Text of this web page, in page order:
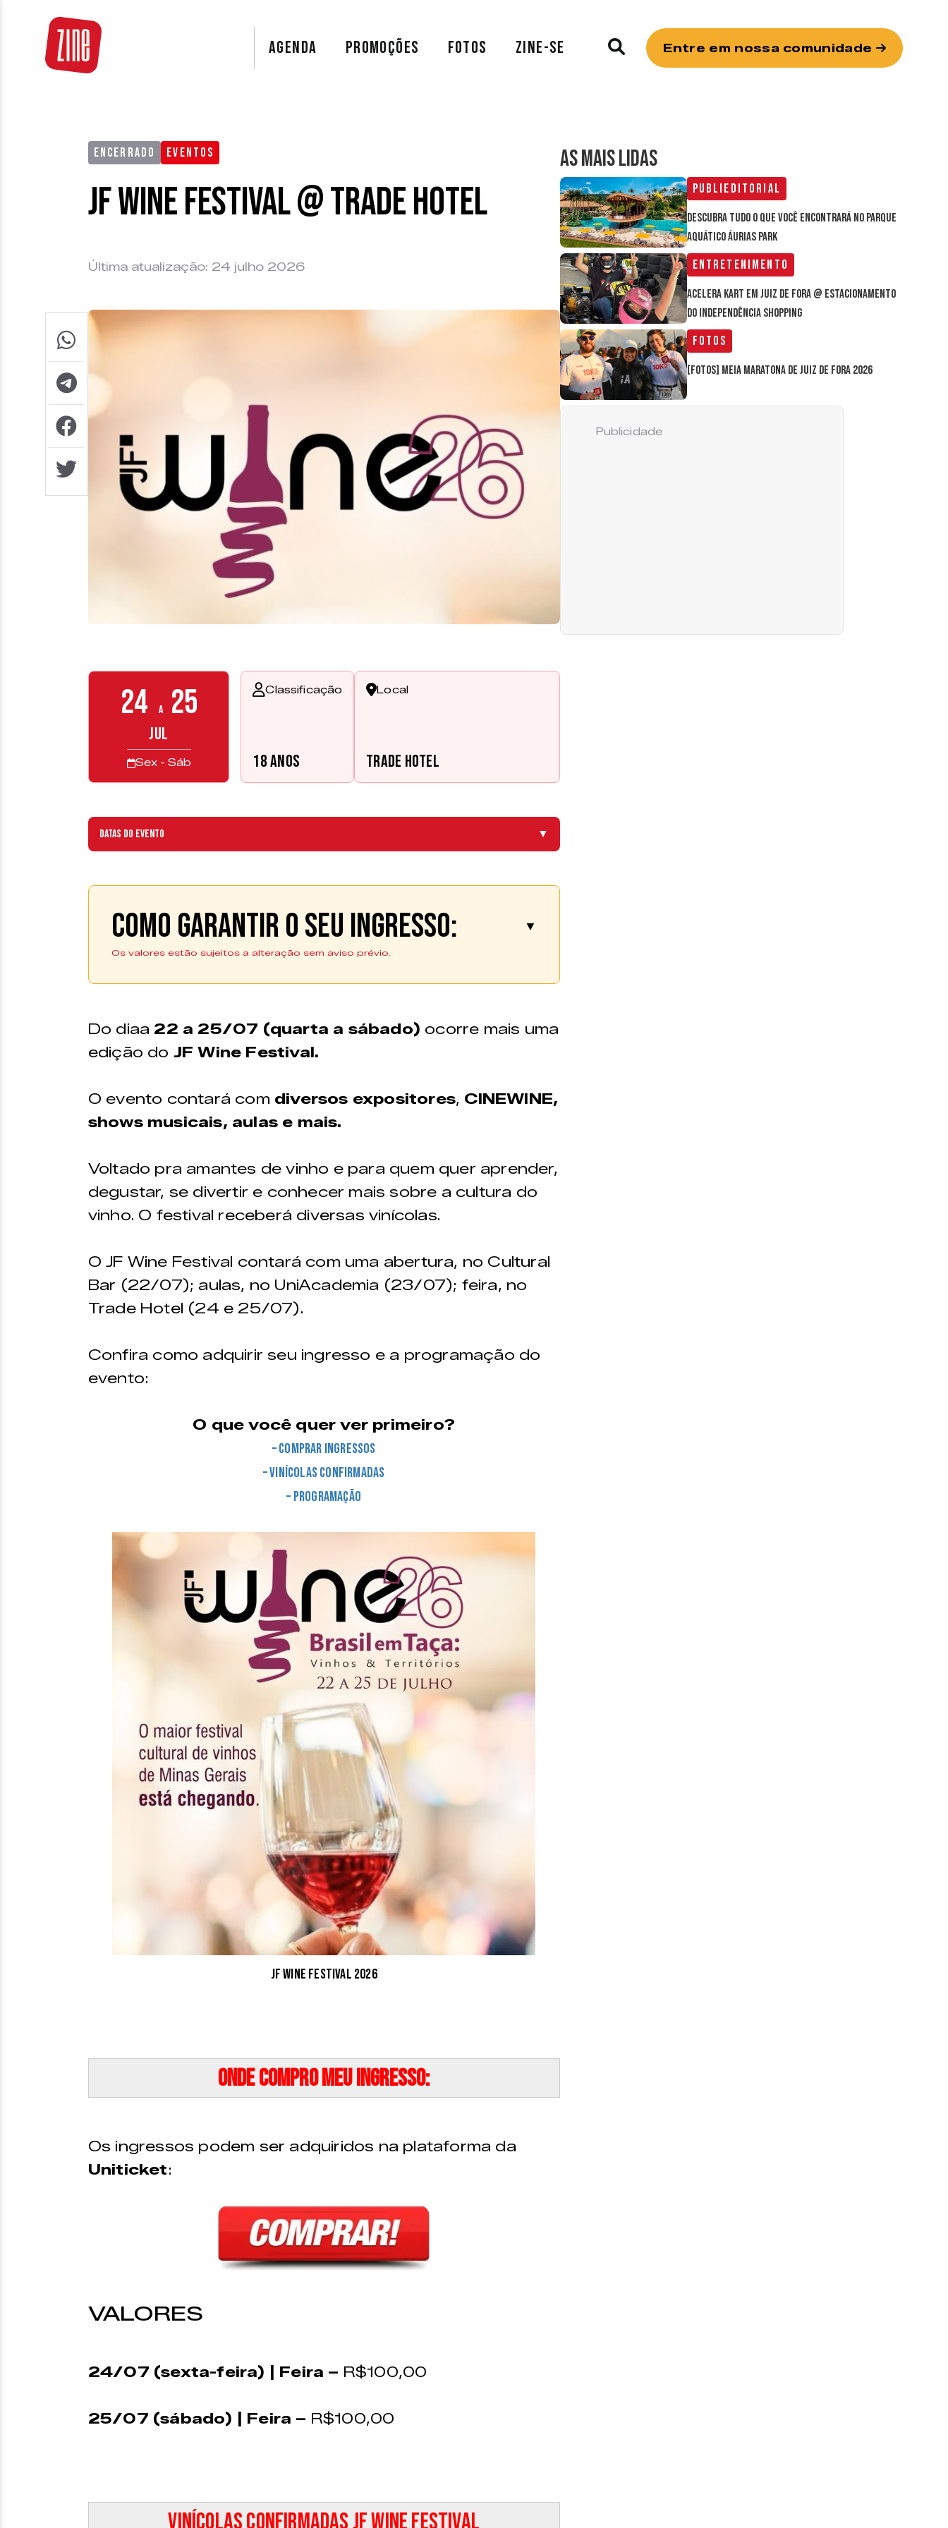
AGENDA PROMOÇÕES FOTOS ZINE-SE Entre em nossa comunidade
ENCERRADO EVENTOS
JF Wine Festival @ Trade Hotel
Última atualização: 24 julho 2026
24 a 25
JUL
Sex - Sáb
Classificação
18 anos
Local
Trade Hotel
Datas do evento ▼
Como garantir o seu ingresso: ▼
Os valores estão sujeitos a alteração sem aviso prévio.
Comprar Ingresso
daUniticket.
Do diaa 22 a 25/07 (quarta a sábado) ocorre mais uma
edição do JF Wine Festival.
O evento contará com diversos expositores, CINEWINE,
shows musicais, aulas e mais.
Voltado pra amantes de vinho e para quem quer aprender,
degustar, se divertir e conhecer mais sobre a cultura do
vinho. O festival receberá diversas vinícolas.
O JF Wine Festival contará com uma abertura, no Cultural
Bar (22/07); aulas, no UniAcademia (23/07); feira, no
Trade Hotel (24 e 25/07).
Confira como adquirir seu ingresso e a programação do
evento:
O que você quer ver primeiro?
– Comprar ingressos
– Vinícolas confirmadas
– Programação
JF Wine Festival 2026
Onde compro meu ingresso:
Os ingressos podem ser adquiridos na plataforma da
Uniticket:
VALORES
24/07 (sexta-feira) | Feira – R$100,00
25/07 (sábado) | Feira – R$100,00
Vinícolas confirmadas JF Wine Festival
AS MAIS LIDAS
Publieditorial
Descubra tudo o que você encontrará no parque
aquático Áurias Park
Entretenimento
Acelera Kart em Juiz de Fora @ estacionamento
do Independência Shopping
Fotos
[FOTOS] Meia Maratona de Juiz de Fora 2026
Publicidade